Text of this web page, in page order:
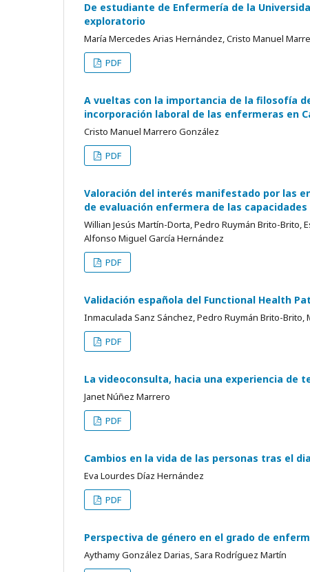
De estudiante de Enfermería de la
exploratorio
María Mercedes Arias Hernández, Cristo Manuel
PDF
A vueltas con la importancia de la filosofía
incorporación laboral de las enfermeras en
Cristo Manuel Marrero González
PDF
Valoración del interés manifestado por las
de evaluación enfermera de las
Willian Jesús Martín-Dorta, Pedro Ruymán Brito-Brito,
Alfonso Miguel García Hernández
PDF
Validación española del Functional Health
Inmaculada Sanz Sánchez, Pedro Ruymán Brito-
PDF
La videoconsulta, hacia una experiencia de
Janet Núñez Marrero
PDF
Cambios en la vida de las personas tras el
Eva Lourdes Díaz Hernández
PDF
Perspectiva de género en el grado de
Aythamy González Darias, Sara Rodríguez Martín